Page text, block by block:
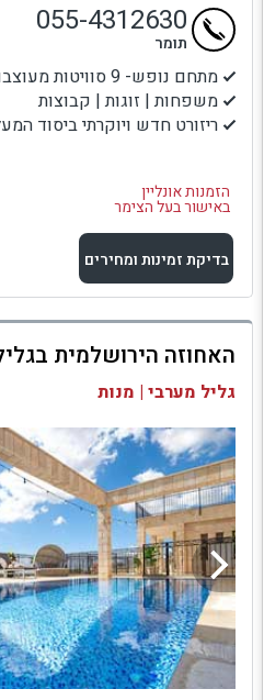
מתחם נופש- 9 סוויטות מעוצבות
משפחות | זוגות | קבוצות
ריזורט חדש ויוקרתי ביסוד
הזמנות אונליין
באישור בעל הצימר
055-4312630
תומר
בדיקת זמינות ומחירים
למתחם זה
בדיקת זמינות ומחירים
האחוזה הירושלמית
גליל מערבי | מנות